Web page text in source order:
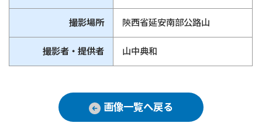
撮影場所 陝西省延安南部公路山
撮影者・提供者 山中典和
画像一覧へ戻る